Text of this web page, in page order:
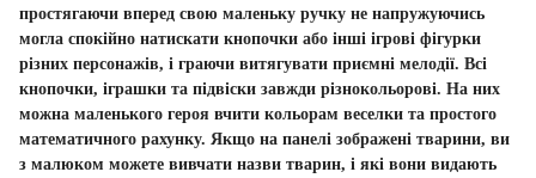
простягаючи вперед свою маленьку ручку не напружуючись
могла спокійно натискати кнопочки або інші ігрові фігурки
різних персонажів, і граючи витягувати приємні мелодії. Всі
кнопочки, іграшки та підвіски завжди різнокольорові. На них
можна маленького героя вчити кольорам веселки та простого
математичного рахунку. Якщо на панелі зображені тварини, ви
з малюком можете вивчати назви тварин, і які вони видають